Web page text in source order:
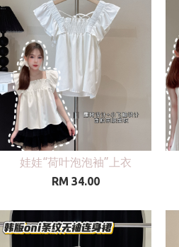
娃娃“荷叶泡泡袖”上衣
RM 34.00